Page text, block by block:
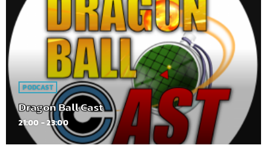
PODCAST
Dragon Ball Cast
21:00 - 23:00